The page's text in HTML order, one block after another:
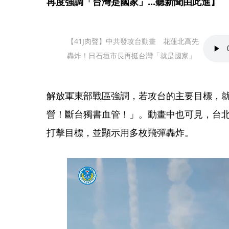
【41J肉聲】中共發攻台動畫　花蓮北高先
轟炸！日石垣市長再挺台灣「就是國家」
解放軍東部戰區強調，若攻台的主要目標，
營！斷台獨書血管！」。動畫中也可見，台
打擊目標，並顯示用多枚飛彈轟炸。